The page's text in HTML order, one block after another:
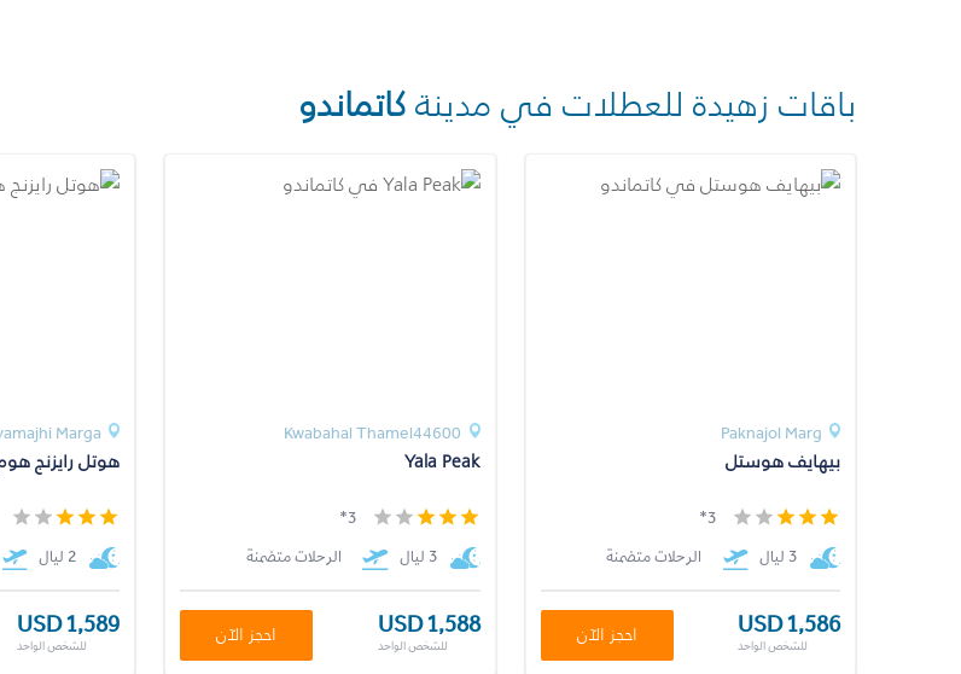
باقات زهيدة للعطلات في مدينةكاتماندو
Paknajol Marg
بيهايف هوستل
3*
3 ليال
الرحلات متضمنة
USD 1,586
للشخص الواحد احجز الآن
Kwabahal Thamel44600
Yala Peak
3*
3 ليال
الرحلات متضمنة
USD 1,588
للشخص الواحد احجز الآن
Marga
هوتل رايزنج
2 ليال
USD 1,589
للشخص الواحد